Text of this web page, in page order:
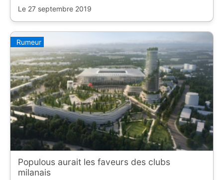
Le 27 septembre 2019
Rumeur
Populous aurait les faveurs des clubs
milanais